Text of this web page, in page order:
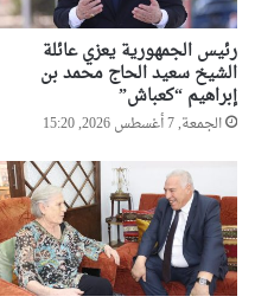
رئيس الجمهورية يعزي عائلة
الشيخ سعيد الحاج محمد بن
إبراهيم “كعباش”
الجمعة, 7 أغسطس 2026, 15:20